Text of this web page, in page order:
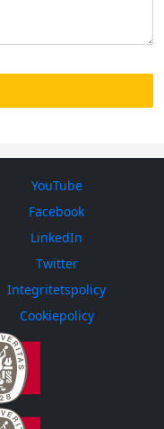
YouTube
Facebook
LinkedIn
Twitter
Integritetspolicy
Cookiepolicy